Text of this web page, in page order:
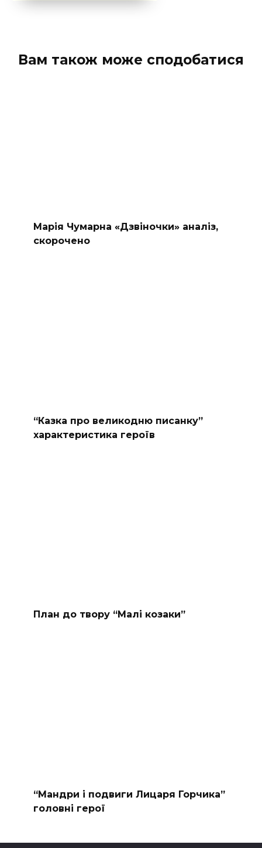
Вам також може сподобатися
Марія Чумарна «Дзвіночки» аналіз,
скорочено
“Казка про великодню писанку”
характеристика героїв
План до твору “Малі козаки”
“Мандри і подвиги Лицаря Горчика”
головні герої